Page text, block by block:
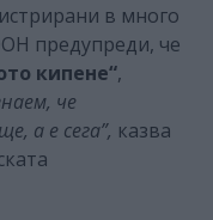
в много
предупреди, че
кипене“,
че
а е сега”, казва